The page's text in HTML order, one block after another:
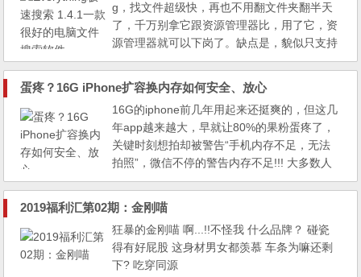
g，找文件超级快，再也不用翻文件夹翻半天
了，千万别拿它跟资源管理器比，用了它，资
源管理器就可以下岗了。缺点是，貌似只支持
win8以下的版本，WIN10好像不怎么管用。
蛋疼？16G iPhone扩容换内存如何安全、放心
16G的iphone前几年用起来还挺爽的，但这几
年app越来越大，早就让80%的果粉蛋疼了，
关键时刻想拍却被警告“手机内存不足，无法
拍照”，微信不停的警告内存不足!!! 大多数人
都可能无数次想问候老乔他老人家！ iphone7
出来以后，本打算自己的iphone6差不多该淘
汰了，结果发现iphone7外观和功能变化不
大，手中的小六成色仍有9.8成新，干脆换个
内存继续战斗，两三年一点问题都没有！ 小
编（公号Careerss）换内存...
2019福利汇第02期：金刚喵
狂暴的金刚喵 啊...!!不怪我 什么品牌？ 碰瓷
得有好屁股 这身材男女都羡慕 车条为嘛还剩
下? 吃穿同源